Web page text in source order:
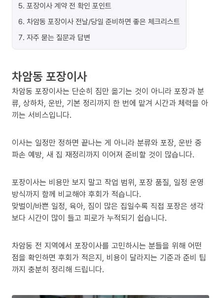
5. 포장이사 계약 전 확인 포인트
6. 차암동 포장이사 전날/당일 준비하면 좋은 체크리스트
7. 자주 묻는 질문과 답변
차암동 포장이사
차암동 포장이사는 단순히 짐만 옮기는 것이 아니라 포장과 분
류, 상하차, 운반, 기본 정리까지 한 번에 맡겨 시간과 체력을 아
끼는 서비스입니다.
이사는 일정만 정하면 끝나는 게 아니라 분류와 포장, 운반 중
파손 예방, 새 집 재정리까지 이어져 준비할 것이 많습니다.
포장이사는 비용만 보지 말고 작업 범위, 포장 품질, 일정 운영
방식까지 함께 비교해야 후회가 적습니다.
맞벌이/바쁜 일정, 육아, 짐이 많은 집일수록 직접 포장은 생각
보다 시간이 많이 들고 피로가 누적되기 쉽습니다.
차암동 전 지역에서 포장이사를 고민하시는 분들을 위해 어떤
점을 확인하면 후회가 적은지, 비용이 달라지는 기준과 준비 팁
까지 충분히 정리해 드립니다.